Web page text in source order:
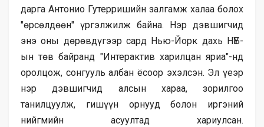
дарга Антонио Гутерришийн залгамж халаа болох
"өрсөлдөөн" үргэлжилж байна. Нэр дэвшигчид
энэ оны дөрөвдүгээр сард Нью-Йорк дахь НҮБ-
ын төв байранд "Интерактив харилцан яриа"-нд
оролцож, сонгууль албан ёсоор эхэлсэн. Эл үеэр
нэр дэвшигчид алсын хараа, зорилгоо
танилцуулж, гишүүн орнууд болон иргэний
нийгмийн асуултад хариулсан.